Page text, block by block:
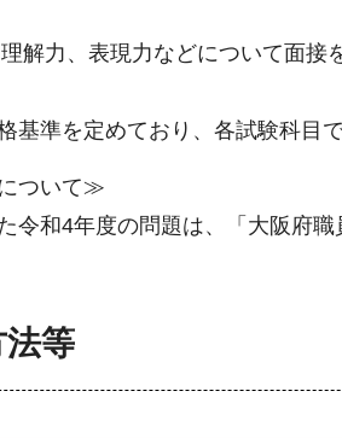
解力、表現力などについて面接
基準を定めており、各試験科目
ついて≫
令和4年度の問題は、「大阪府
等